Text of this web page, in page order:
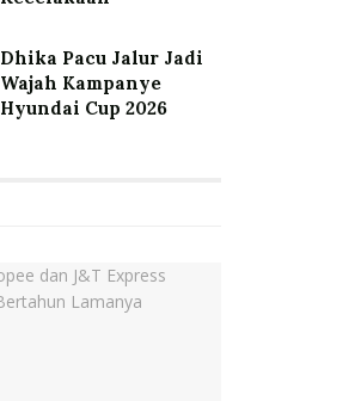
Dhika Pacu Jalur Jadi
Wajah Kampanye
Hyundai Cup 2026